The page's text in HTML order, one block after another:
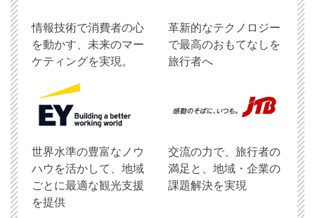
情報技術で消費者の心
を動かす、未来のマー
ケティングを実現。
革新的なテクノロジー
で最高のおもてなしを
旅行者へ
世界水準の豊富なノウ
ハウを活かして、地域
ごとに最適な観光支援
を提供
交流の力で、旅行者の
満足と、地域・企業の
課題解決を実現